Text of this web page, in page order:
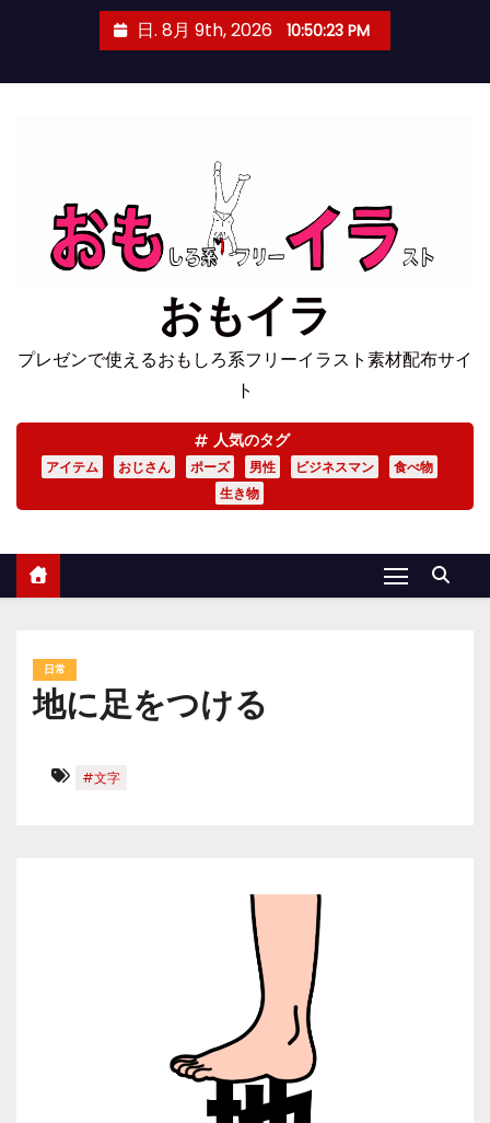
日. 8月 9th, 2026 10:50:24 PM
おもイラ
プレゼンで使えるおもしろ系フリーイラスト素材配布サイ
ト
人気のタグ
アイテム おじさん ポーズ 男性 ビジネスマン
食べ物
生き物
日常
地に足をつける
#文字